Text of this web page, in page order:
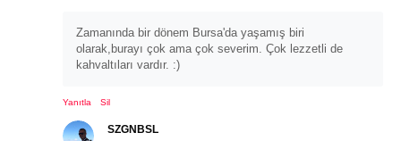
Zamanında bir dönem Bursa'da yaşamış biri
olarak,burayı çok ama çok severim. Çok lezzetli de
kahvaltıları vardır. :)
Yanıtla Sil
SZGNBSL